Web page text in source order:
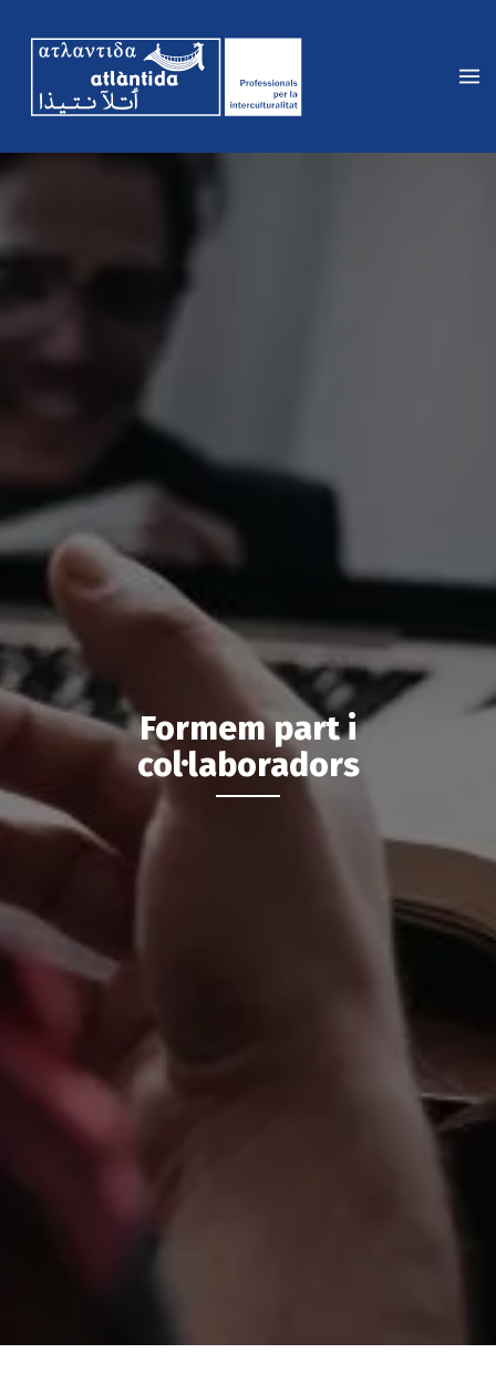
Formem part i
col·laboradors